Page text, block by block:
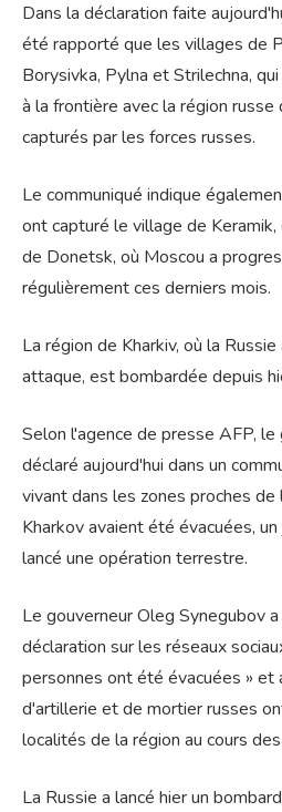
Dans la déclaration faite
été rapporté que les villages de
Borysivka, Pylna et Strilechna,
à la frontière avec la région
capturés par les forces russes.
Le communiqué indique
ont capturé le village de
de Donetsk, où Moscou a
régulièrement ces derniers mois.
La région de Kharkiv, où la
attaque, est bombardée depuis
Selon l'agence de presse AFP, le
déclaré aujourd'hui dans un
vivant dans les zones proches
Kharkov avaient été évacuées,
lancé une opération terrestre.
Le gouverneur Oleg Synegubov
déclaration sur les réseaux
personnes ont été évacuées »
d'artillerie et de mortier russes
localités de la région au cours
La Russie a lancé hier un